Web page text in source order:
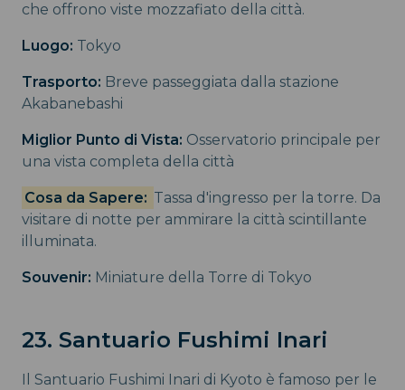
che offrono viste mozzafiato della città.
Luogo: Tokyo
Trasporto: Breve passeggiata dalla stazione
Akabanebashi
Miglior Punto di Vista: Osservatorio principale per
una vista completa della città
Cosa da Sapere: Tassa d'ingresso per la torre. Da
visitare di notte per ammirare la città scintillante
illuminata.
Souvenir: Miniature della Torre di Tokyo
23. Santuario Fushimi Inari
Il Santuario Fushimi Inari di Kyoto è famoso per le